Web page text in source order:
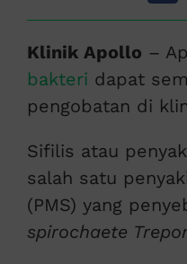
Klinik Apollo –
bakteri dapat
pengobatan di
Sifilis atau
salah satu
(PMS) yang
spirochaete